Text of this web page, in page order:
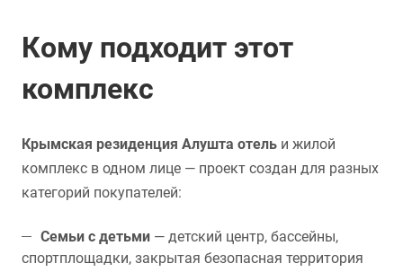
Кому подходит этот
комплекс
Крымская резиденция Алушта отель и жилой
комплекс в одном лице — проект создан для разных
категорий покупателей:
Семьи с детьми — детский центр, бассейны,
спортплощадки, закрытая безопасная территория